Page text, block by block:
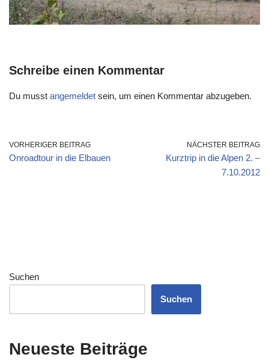
Schreibe einen Kommentar
Du musst angemeldet sein, um einen Kommentar abzugeben.
VORHERIGER BEITRAG
Onroadtour in die Elbauen
NÄCHSTER BEITRAG
Kurztrip in die Alpen 2. –
7.10.2012
Suchen
Suchen
Neueste Beiträge